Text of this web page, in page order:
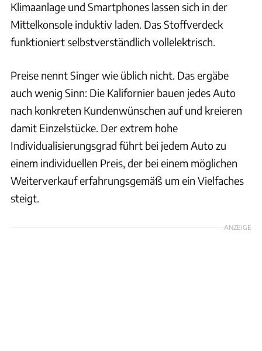
Klimaanlage und Smartphones lassen sich in der
Mittelkonsole induktiv laden. Das Stoffverdeck
funktioniert selbstverständlich vollelektrisch.
Preise nennt Singer wie üblich nicht. Das ergäbe
auch wenig Sinn: Die Kalifornier bauen jedes Auto
nach konkreten Kundenwünschen auf und kreieren
damit Einzelstücke. Der extrem hohe
Individualisierungsgrad führt bei jedem Auto zu
einem individuellen Preis, der bei einem möglichen
Weiterverkauf erfahrungsgemäß um ein Vielfaches
steigt.
ANZEIGE